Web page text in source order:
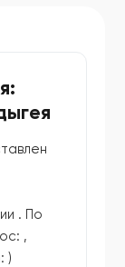
. По
,
)